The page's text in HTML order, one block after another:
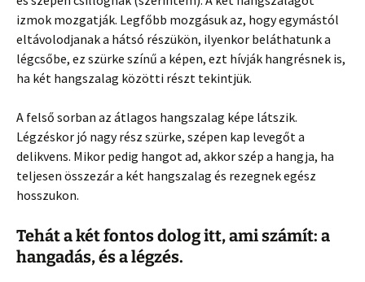
izmok mozgatják. Legfőbb mozgásuk az, hogy egymástól
eltávolodjanak a hátsó részükön, ilyenkor beláthatunk a
légcsőbe, ez szürke színű a képen, ezt hívják hangrésnek is,
ha két hangszalag közötti részt tekintjük.
A felső sorban az átlagos hangszalag képe látszik.
Légzéskor jó nagy rész szürke, szépen kap levegőt a
delikvens. Mikor pedig hangot ad, akkor szép a hangja, ha
teljesen összezár a két hangszalag és rezegnek egész
hosszukon.
Tehát a két fontos dolog itt, ami számít: a
hangadás, és a légzés.